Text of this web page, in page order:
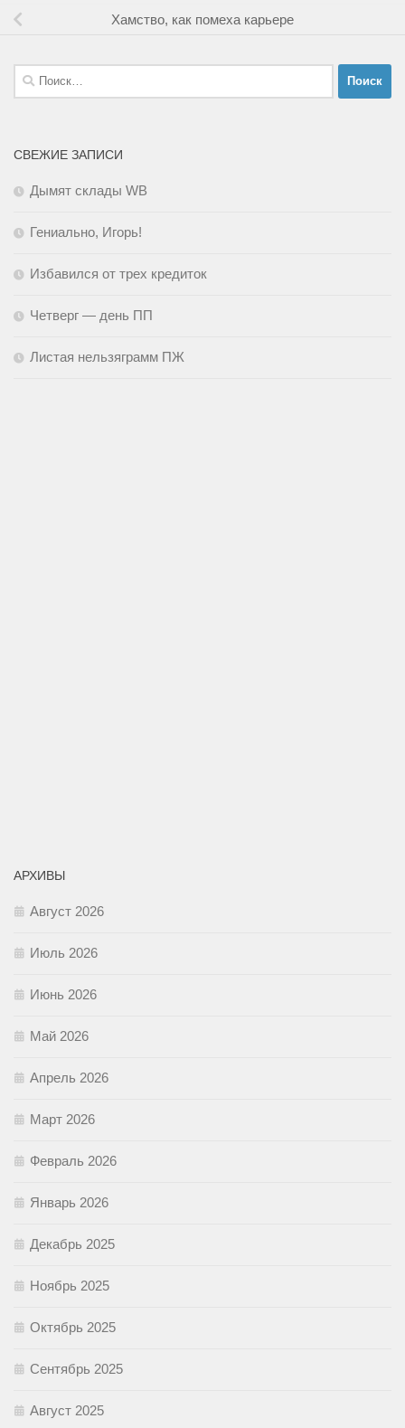
Хамство, как помеха карьере
Найти:
СВЕЖИЕ ЗАПИСИ
Дымят склады WB
Гениально, Игорь!
Избавился от трех кредиток
Четверг — день ПП
Листая нельзяграмм ПЖ
АРХИВЫ
Август 2026
Июль 2026
Июнь 2026
Май 2026
Апрель 2026
Март 2026
Февраль 2026
Январь 2026
Декабрь 2025
Ноябрь 2025
Октябрь 2025
Сентябрь 2025
Август 2025